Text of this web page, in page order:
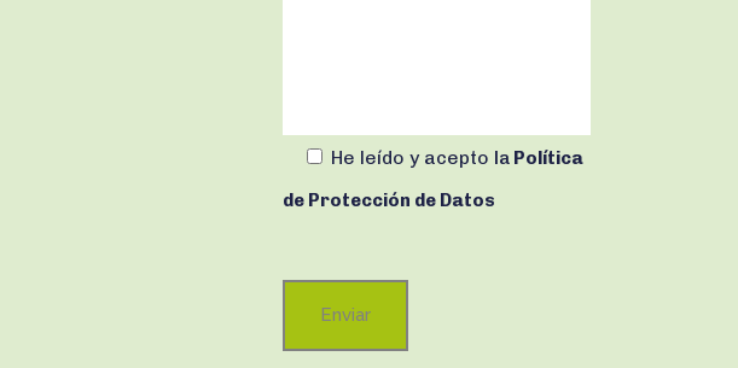
He leído y acepto la Política
de Protección de Datos